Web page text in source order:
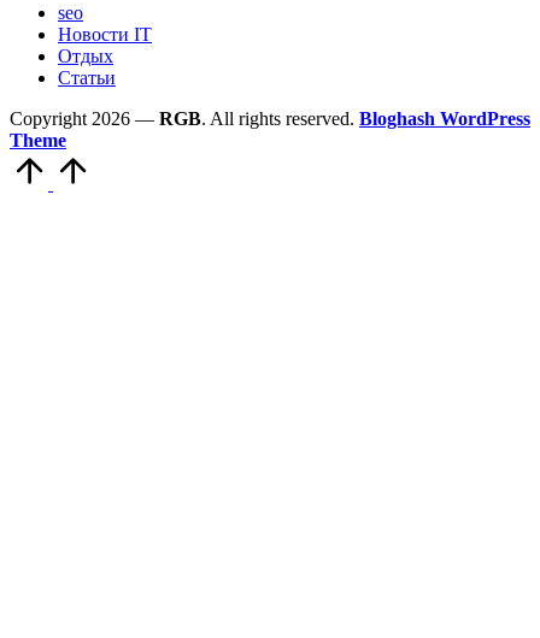
seo
Новости IT
Отдых
Статьи
Copyright 2026 — RGB. All rights reserved. Bloghash WordPress
Theme